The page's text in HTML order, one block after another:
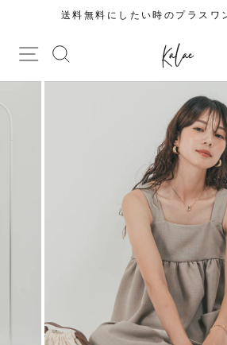
ツ
に
ス
ラ
イ
シ
ョ
ー
を
止
め
る
送料無料にしたい時のプラス
サイトを検索する
サイトナビゲーション